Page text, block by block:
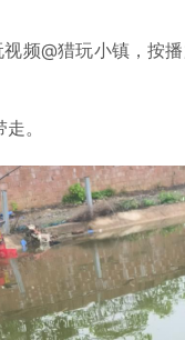
@猎玩小镇，按
。